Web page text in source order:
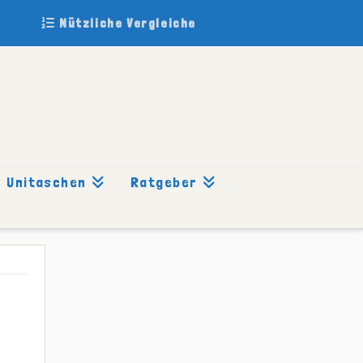
Nützliche Vergleiche
Unitaschen Ratgeber